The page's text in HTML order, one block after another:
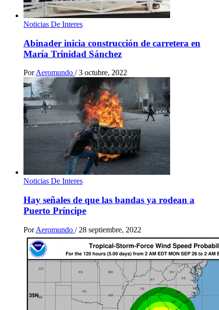
Noticias De Interes
Abinader inicia construcción de carretera en
María Trinidad Sánchez
Por Aeromundo / 3 octubre, 2022
Noticias De Interes
Hay señales de que las bandas ya rodean a
Puerto Príncipe
Por Aeromundo / 28 septiembre, 2022